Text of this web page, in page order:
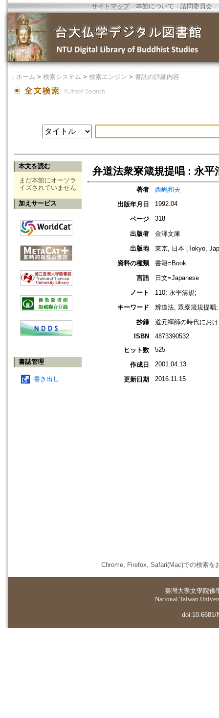
サイトマップ．本館について ． 諮問委員会 ．
． ホーム > 検索システム > 検索エンジン > 書誌の詳細内容
本文を読む
まだ本館にオーソラ
イズされていません
加えサービス
書誌管理
書き出し
弁道法衆寮箴規提唱 : 永平
著者
西嶋和夫
出版年月日
1992.04
ページ 318
出版者
金澤文庫
出版地
東京, 日本 [Tokyo,
資料の種類
書籍=Book
言語
日文=Japanese
ノート
110; 永平清規;
キーワード
辨道法, 眾寮箴規提唱
抄録
道元禪師の時代にお
ISBN
4873390532
ヒット数
525
作成日 2001.04.13
更新日期 2016.11.15
Chrome, Firefox, Safari(Mac)での検索を
臺灣大學文學院佛
National Taiwan
doi:10.6681/